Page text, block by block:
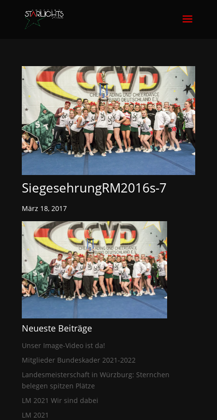
SiegesehrungRM2016s-7
März 18, 2017
Neueste Beiträge
Unser Image-Video ist da!
Mitglieder Bundeskader 2021-2022
Landesmeisterschaft in Würzburg: Sternchen
belegen spitzen Plätze
LM 2021 Wir sind dabei
LM 2021